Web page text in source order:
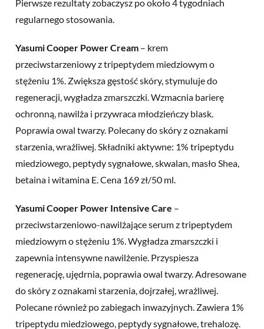
Pierwsze rezultaty zobaczysz po około 4 tygodniach
regularnego stosowania.
Yasumi Cooper Power Cream – krem
przeciwstarzeniowy z tripeptydem miedziowym o
stężeniu 1%. Zwiększa gęstość skóry, stymuluje do
regeneracji, wygładza zmarszczki. Wzmacnia barierę
ochronną, nawilża i przywraca młodzieńczy blask.
Poprawia owal twarzy. Polecany do skóry z oznakami
starzenia, wrażliwej. Składniki aktywne: 1% tripeptydu
miedziowego, peptydy sygnałowe, skwalan, masło Shea,
betaina i witamina E. Cena 169 zł/50 ml.
Yasumi Cooper Power Intensive Care –
przeciwstarzeniowo-nawilżające serum z tripeptydem
miedziowym o stężeniu 1%. Wygładza zmarszczki i
zapewnia intensywne nawilżenie. Przyspiesza
regenerację, ujędrnia, poprawia owal twarzy. Adresowane
do skóry z oznakami starzenia, dojrzałej, wrażliwej.
Polecane również po zabiegach inwazyjnych. Zawiera 1%
tripeptydu miedziowego, peptydy sygnałowe, trehalozę.